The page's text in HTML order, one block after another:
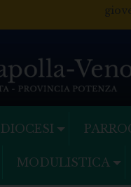
DIOCESI
MODULISTICA